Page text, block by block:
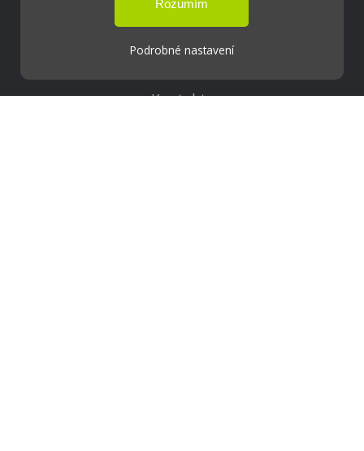
Podrobné nastavení
Škola Online
Strava.cz
Kontakty